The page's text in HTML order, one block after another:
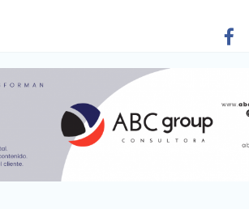
de personas viajaron por el país, un 5,9%